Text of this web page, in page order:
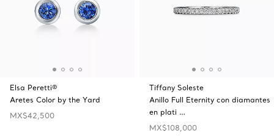
Elsa Peretti®
Aretes Color by the Yard
MX$42,500
Tiffany Soleste
Anillo Full Eternity con diamantes
en plati …
MX$108,000